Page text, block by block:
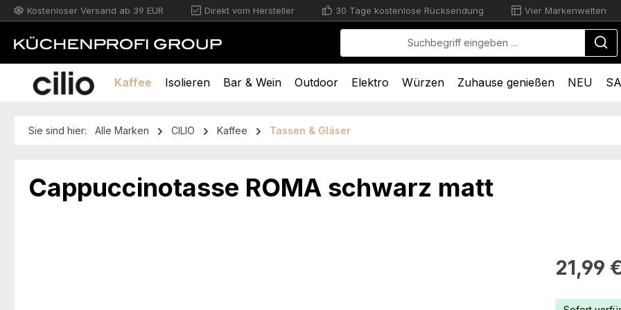
Hauptinhalt springen
Zur Suche springen
Zur Hauptnavigation springen
Kostenloser Versand ab 39 EUR Direkt vom Hersteller 30 Tage kostenlose Rücksendung Vier Markenwelten
Kaffee Isolieren Bar & Wein Outdoor Elektro Würzen Zuhause genießen NEU
Sie sind hier: Alle Marken CILIO Kaffee Tassen & Gläser
Cappuccinotasse ROMA schwarz matt
Regulärer
21,99 €